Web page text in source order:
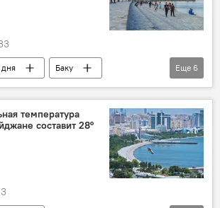
дня
Баку
Прогноз погоды
тепло
Еще 6
температура
составит 28°